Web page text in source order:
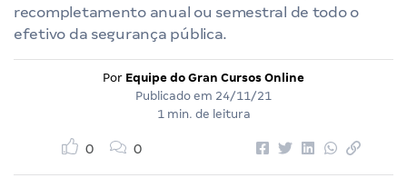
recompletamento anual ou semestral de todo o
efetivo da segurança pública.
Por Equipe do Gran Cursos Online
Publicado em 24/11/21
1 min. de leitura
0 0